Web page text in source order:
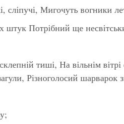
сліпучі, Мигочуть вогники
штук Потрібний ще
тиші, На вільнім вітрі
Різноголосий шарварок